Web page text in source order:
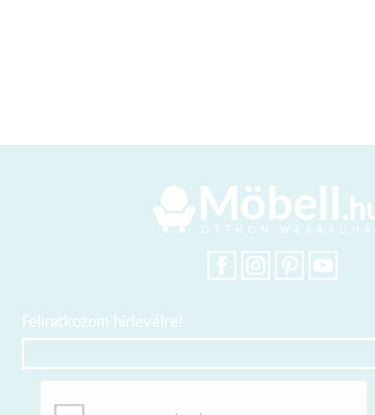
Feliratkozom hírlevélre!